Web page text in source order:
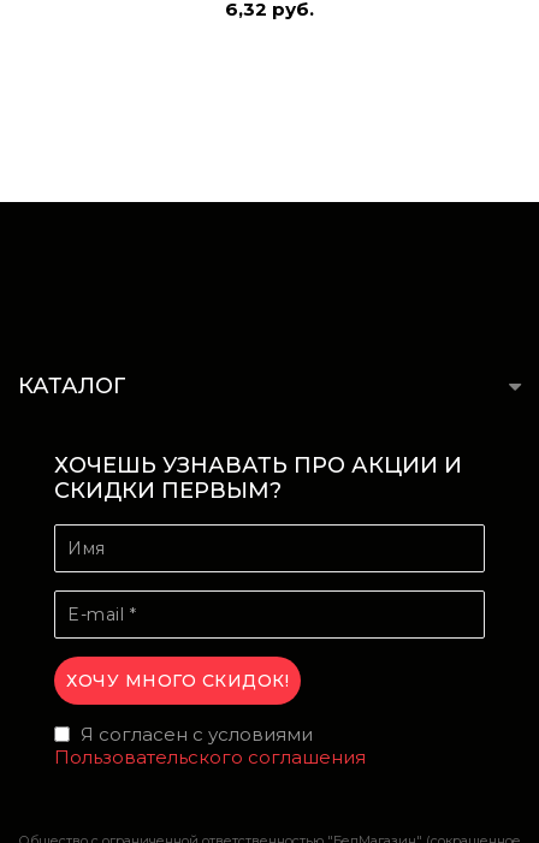
6,32 руб.
КАТАЛОГ
ХОЧЕШЬ УЗНАВАТЬ ПРО АКЦИИ И
СКИДКИ ПЕРВЫМ?
Я согласен с условиями
Пользовательского соглашения